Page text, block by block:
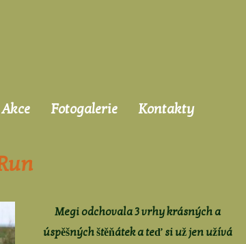
Megi odchovala 3 vrhy krásných a
úspěšných štěňátek a teď si už jen užívá
Akce Fotogalerie Kontakty